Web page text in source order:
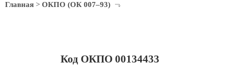
Главная > ОКПО (ОК 007–93)
Код ОКПО 00134433